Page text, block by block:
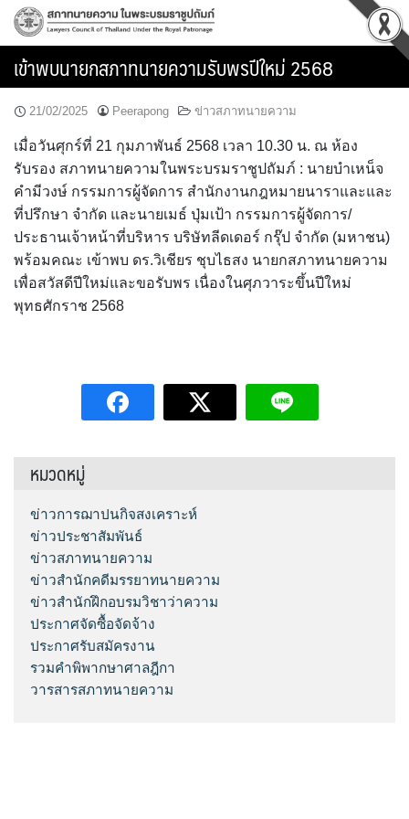
Skip
content
เข้าพบนายกสภาทนายความรับพรปีใหม่ 2568
21/02/2025 Peerapong ข่าวสภาทนายความ
เมื่อวันศุกร์ที่ 21 กุมภาพันธ์ 2568 เวลา 10.30 น. ณ ห้อง
รับรอง สภาทนายความในพระบรมราชูปถัมภ์ : นายบำเหน็จ
คำมีวงษ์ กรรมการผู้จัดการ สำนักงานกฎหมายนาราและและ
ที่ปรึกษา จำกัด และนายเมธ์ ปุ่มเป้า กรรมการผู้จัดการ/
ประธานเจ้าหน้าที่บริหาร บริษัทลีดเดอร์ กรุ๊ป จำกัด (มหาชน)
พร้อมคณะ เข้าพบ ดร.วิเชียร ชุบไธสง นายกสภาทนายความ
เพื่อสวัสดีปีใหม่และขอรับพร เนื่องในศุภวาระขึ้นปีใหม่
พุทธศักราช 2568
หมวดหมู่
ข่าวการฌาปนกิจสงเคราะห์
ข่าวประชาสัมพันธ์
ข่าวสภาทนายความ
ข่าวสำนักคดีมรรยาทนายความ
ข่าวสำนักฝึกอบรมวิชาว่าความ
ประกาศจัดซื้อจัดจ้าง
ประกาศรับสมัครงาน
รวมคำพิพากษาศาลฎีกา
วารสารสภาทนายความ